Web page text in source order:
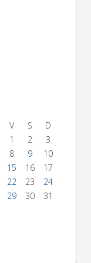
V S
D
1
2
3
8 9
10
15 16
17
22 23
24
29 30 31